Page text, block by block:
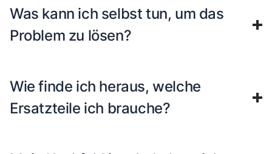
Was kann ich selbst tun, um das
Problem zu lösen?
Wie finde ich heraus, welche
Ersatzteile ich brauche?